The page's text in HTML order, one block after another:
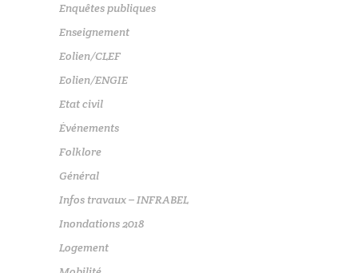
Enquêtes publiques
Enseignement
Eolien/CLEF
Eolien/ENGIE
Etat civil
Événements
Folklore
Général
Infos travaux – INFRABEL
Inondations 2018
Logement